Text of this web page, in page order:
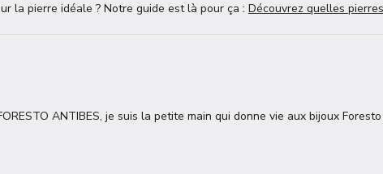
la pierre idéale ? Notre guide est là pour ça : Découvrez quelles
ANTIBES, je suis la petite main qui donne vie aux bijoux